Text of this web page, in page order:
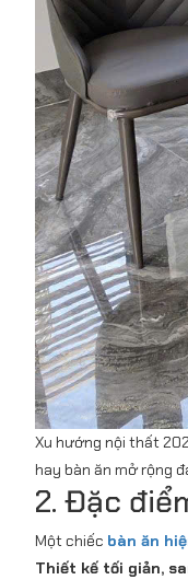
Xu hướng nội thất
hay bàn ăn mở rộng
2. Đặc
Một chiếc bàn ăn
Thiết kế tối giản,